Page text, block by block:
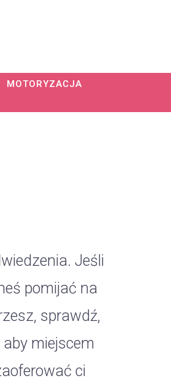
MOTORYZACJA
Jeśli
pomijać na
sprawdź,
miejscem
ci